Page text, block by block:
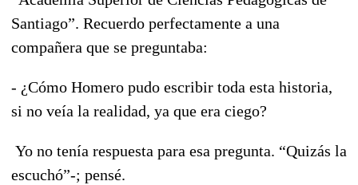
Santiago”. Recuerdo perfectamente a una
compañera que se preguntaba:
- ¿Cómo Homero pudo escribir toda esta historia,
si no veía la realidad, ya que era ciego?
Yo no tenía respuesta para esa pregunta. “Quizás la
escuchó”-; pensé.